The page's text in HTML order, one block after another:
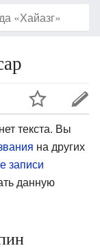
текста. Вы
на других
записи
данную